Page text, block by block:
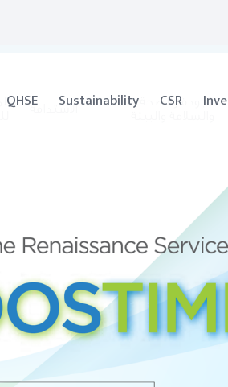
QHSE Sustainability CSR
الجودة والصحة
الاستدامة